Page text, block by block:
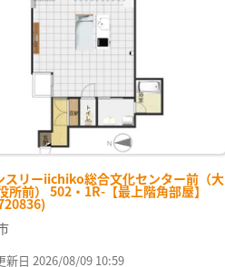
スリーiichiko総合文化センター前（大
所前） 502・1R-【最上階角部屋】
新日 2026/08/09 10:59